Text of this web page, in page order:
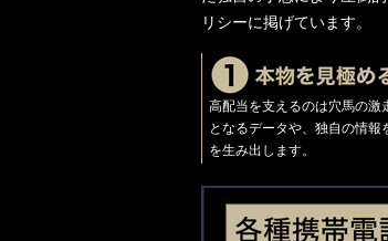
リシーに掲げています。
高配当を支えるのは穴馬の激
となるデータや、独自の情報
を生み出します。